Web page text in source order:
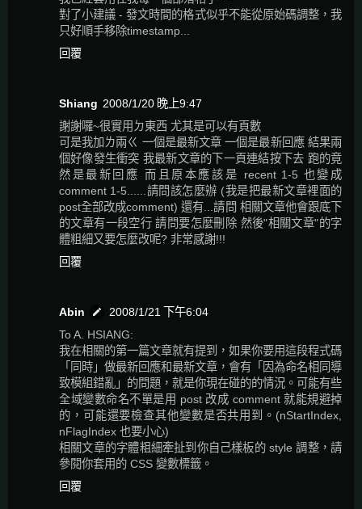
對了小建議 - 發文時間的格式似乎不能從原始碼調整，我
只好順手移除timestamp...
回覆
Shiang 2008/1/20 晚上9:47
謝謝囉~很實用ㄉ東西 尤其是可以有頁數
可是我加ㄌ兩ㄍ 一個是最新文章 一個是最新回應 結果兩
個好像發生衝突 我最新文章的下一頁連結按下去 跑的竟
然是最新回應 而且原本應該是 recent 1-5 也變成
comment 1-5......請問該怎麼辦 (我是把最新文章裡面的
post全部改成comment) 還有...請問 相關文章他會跟底下
的文章有一段空行 請問要怎麼刪除 然後"相關文章"的字
體粗細又要怎麼改呢? 非常感謝!!!
回覆
Abin
2008/1/21 下午6:04
To A. HSIANG:
我在相關的第一篇文章就有提到，如果你要用這段程式碼
「同時」做最新回應和最新文章，會有「因為命名相同導
致模組錯亂」的問題，就是你現在碰的的情況。可能有些
全域變數命名不單是用 post 改成 comment 就能規避掉
的，可能還要檢查其他變數是否共用到。(nStartIndex,
nFlagIndex 也要小心)
相關文章的字體粗細牽扯到你自己樣板的 style 調整，請
參閱你套用的 CSS 變數標籤。
回覆